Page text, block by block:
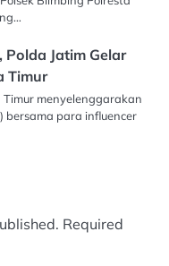
Polda Jatim Gelar
Timur
Timur menyelenggarakan
bersama para influencer
Required